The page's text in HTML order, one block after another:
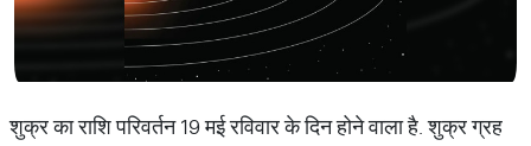
शुक्र का राशि परिवर्तन 19 मई रविवार के दिन होने वाला है. शुक्र ग्रह